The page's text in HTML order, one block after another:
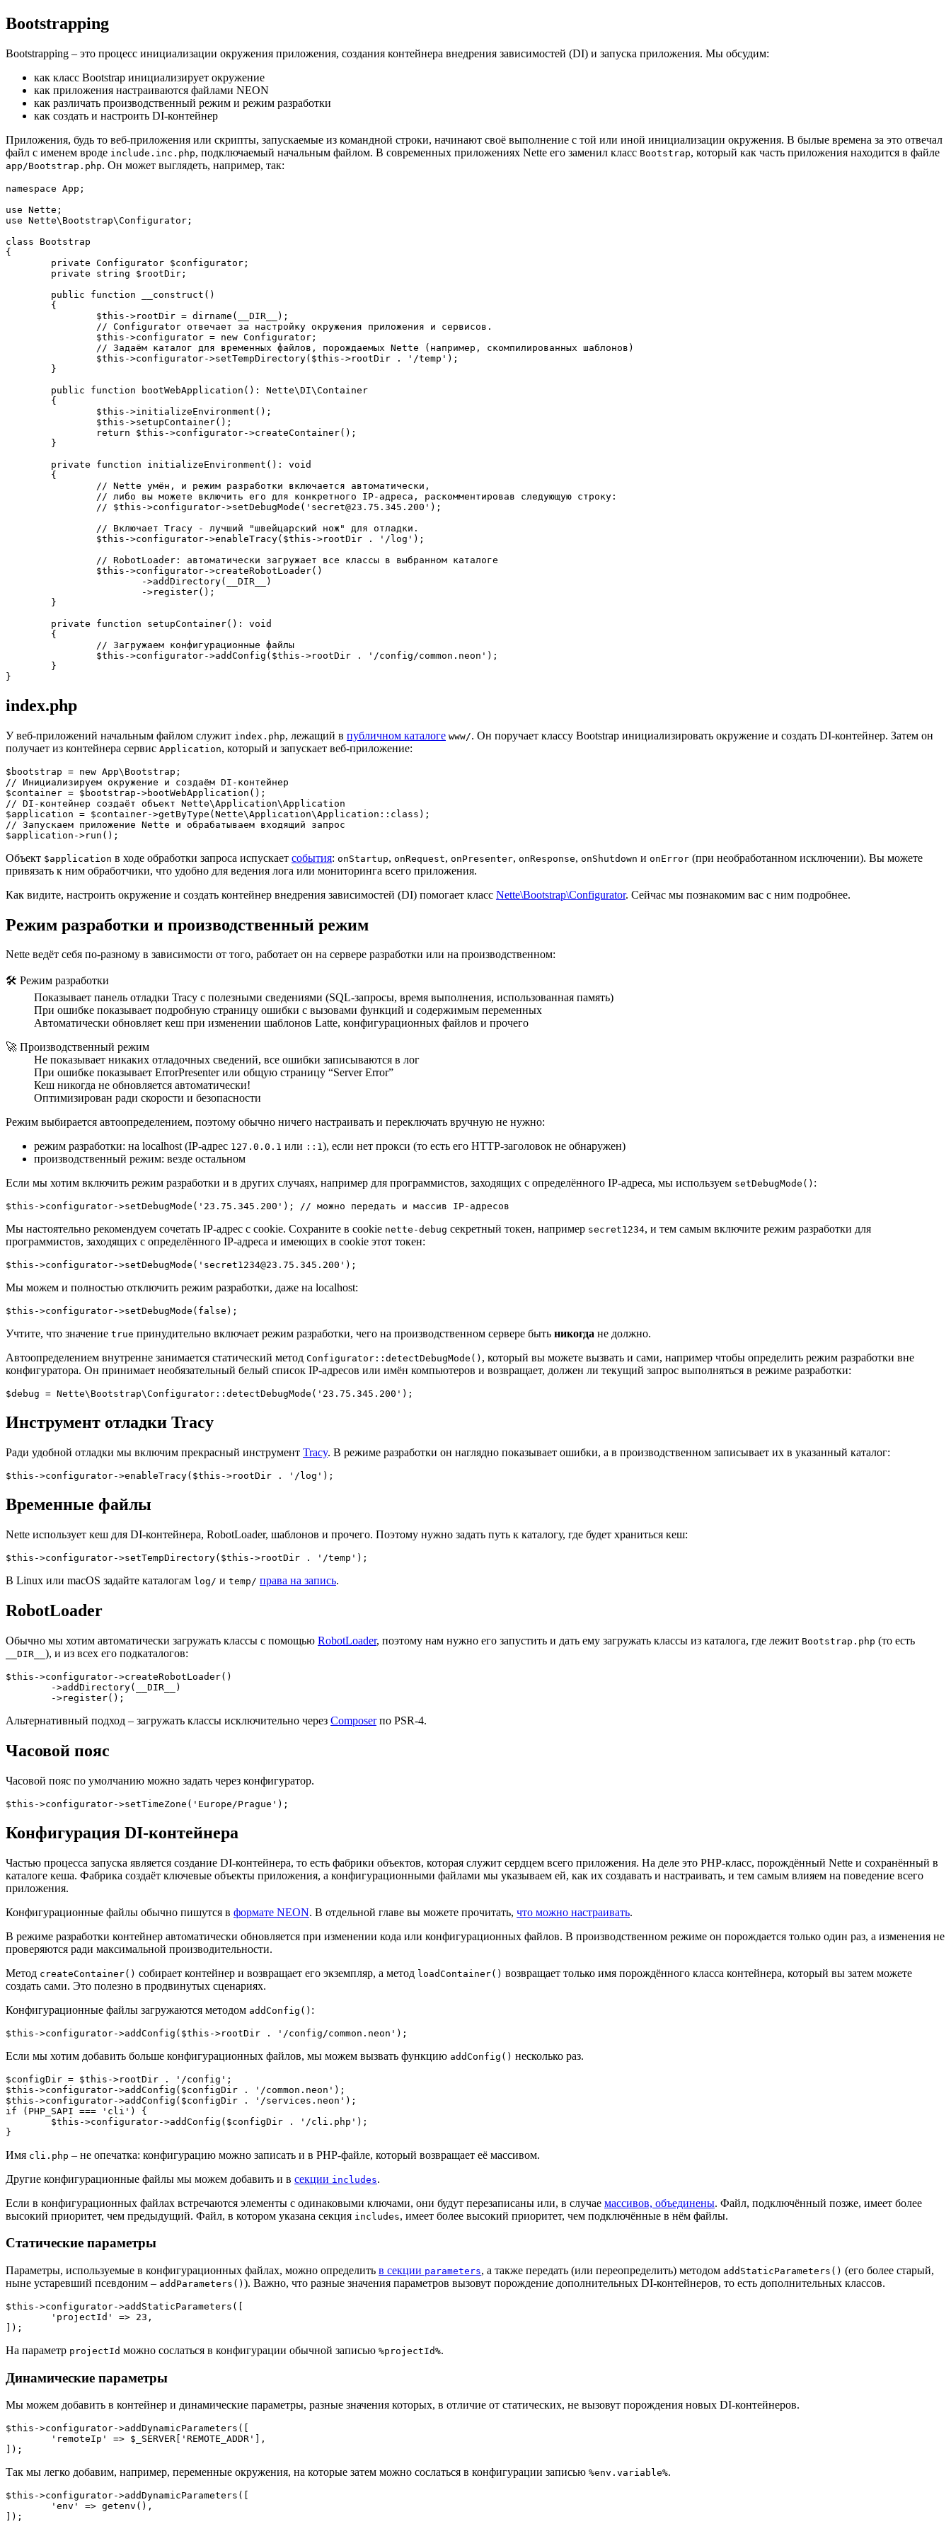
Bootstrapping
Bootstrapping – это процесс инициализации окружения приложения, создания контейнера внедрения зависимостей (DI) и запуска приложения. Мы обсудим:
как класс Bootstrap инициализирует окружение
как приложения настраиваются файлами NEON
как различать производственный режим и режим разработки
как создать и настроить DI-контейнер
Приложения, будь то веб-приложения или скрипты, запускаемые из командной строки, начинают своё выполнение с той или иной инициализации окружения. В былые времена за это отвечал
файл с именем вроде include.inc.php, подключаемый начальным файлом. В современных приложениях Nette его заменил класс Bootstrap, который как часть приложения находится в файле
app/Bootstrap.php. Он может выглядеть, например, так:
namespace App;
use Nette;
use Nette\Bootstrap\Configurator;
class Bootstrap
{
index.php
У веб-приложений начальным файлом служит index.php, лежащий в публичном каталоге www/. Он поручает классу Bootstrap инициализировать окружение и создать DI-контейнер. Затем он
получает из контейнера сервис Application, который и запускает веб-приложение:
$bootstrap = new App\Bootstrap;
// Инициализируем окружение и создаём DI-контейнер
$container = $bootstrap->bootWebApplication();
// DI-контейнер создаёт объект Nette\Application\Application
$application = $container->getByType(Nette\Application\Application::class);
// Запускаем приложение Nette и обрабатываем входящий запрос
Объект $application в ходе обработки запроса испускает события: onStartup, onRequest, onPresenter, onResponse, onShutdown и onError (при необработанном исключении). Вы можете
привязать к ним обработчики, что удобно для ведения лога или мониторинга всего приложения.
Как видите, настроить окружение и создать контейнер внедрения зависимостей (DI) помогает класс Nette\Bootstrap\Configurator. Сейчас мы познакомим вас с ним подробнее.
Режим разработки и производственный режим
Nette ведёт себя по-разному в зависимости от того, работает он на сервере разработки или на производственном:
🛠️ Режим разработки
Показывает панель отладки Tracy с полезными сведениями (SQL-запросы, время выполнения, использованная память)
При ошибке показывает подробную страницу ошибки с вызовами функций и содержимым переменных
Автоматически обновляет кеш при изменении шаблонов Latte, конфигурационных файлов и прочего
🚀 Производственный режим
Не показывает никаких отладочных сведений, все ошибки записываются в лог
При ошибке показывает ErrorPresenter или общую страницу “Server Error”
Кеш никогда не обновляется автоматически!
Оптимизирован ради скорости и безопасности
Режим выбирается автоопределением, поэтому обычно ничего настраивать и переключать вручную не нужно:
режим разработки: на localhost (IP-адрес 127.0.0.1 или ::1), если нет прокси (то есть его HTTP-заголовок не обнаружен)
производственный режим: везде остальном
Если мы хотим включить режим разработки и в других случаях, например для программистов, заходящих с определённого IP-адреса, мы используем setDebugMode() :
Мы настоятельно рекомендуем сочетать IP-адрес с cookie. Сохраните в cookie nette-debug секретный токен, например secret1234, и тем самым включите режим разработки для
программистов, заходящих с определённого IP-адреса и имеющих в cookie этот токен:
Мы можем и полностью отключить режим разработки, даже на localhost:
Учтите, что значение true принудительно включает режим разработки, чего на производственном сервере быть никогда не должно.
Автоопределением внутренне занимается статический метод Configurator::detectDebugMode() , который вы можете вызвать и сами, например чтобы определить режим разработки вне
конфигуратора. Он принимает необязательный белый список IP-адресов или имён компьютеров и возвращает, должен ли текущий запрос выполняться в режиме разработки:
Инструмент отладки Tracy
Ради удобной отладки мы включим прекрасный инструмент Tracy. В режиме разработки он наглядно показывает ошибки, а в производственном записывает их в указанный каталог:
Временные файлы
Nette использует кеш для DI-контейнера, RobotLoader, шаблонов и прочего. Поэтому нужно задать путь к каталогу, где будет храниться кеш:
В Linux или macOS задайте каталогам log/ и temp/ права на запись.
RobotLoader
Обычно мы хотим автоматически загружать классы с помощью RobotLoader, поэтому нам нужно его запустить и дать ему загружать классы из каталога, где лежит Bootstrap.php (то есть
__DIR__ ), и из всех его подкаталогов:
$this->configurator->createRobotLoader()
Альтернативный подход – загружать классы исключительно через Composerпо PSR-4.
Часовой пояс
Часовой пояс по умолчанию можно задать через конфигуратор.
Конфигурация DI-контейнера
Частью процесса запуска является создание DI-контейнера, то есть фабрики объектов, которая служит сердцем всего приложения. На деле это PHP-класс, порождённый Nette и сохранённый в
каталоге кеша. Фабрика создаёт ключевые объекты приложения, а конфигурационными файлами мы указываем ей, как их создавать и настраивать, и тем самым влияем на поведение всего
приложения.
Конфигурационные файлы обычно пишутся в формате NEON. В отдельной главе вы можете прочитать, что можно настраивать.
В режиме разработки контейнер автоматически обновляется при изменении кода или конфигурационных файлов. В производственном режиме он порождается только один раз, а изменения не
проверяются ради максимальной производительности.
Метод createContainer() собирает контейнер и возвращает его экземпляр, а метод loadContainer() возвращает только имя порождённого класса контейнера, который вы затем можете
создать сами. Это полезно в продвинутых сценариях.
Конфигурационные файлы загружаются методом addConfig() :
Если мы хотим добавить больше конфигурационных файлов, мы можем вызвать функцию addConfig() несколько раз.
$configDir = $this->rootDir . '/config';
$this->configurator->addConfig($configDir . '/common.neon');
$this->configurator->addConfig($configDir . '/services.neon');
if (PHP_SAPI === 'cli') {
Имя cli.php – не опечатка: конфигурацию можно записать и в PHP-файле, который возвращает её массивом.
Другие конфигурационные файлы мы можем добавить и в секции includes.
Если в конфигурационных файлах встречаются элементы с одинаковыми ключами, они будут перезаписаны или, в случае массивов, объединены. Файл, подключённый позже, имеет более
высокий приоритет, чем предыдущий. Файл, в котором указана секция includes, имеет более высокий приоритет, чем подключённые в нём файлы.
Статические параметры
Параметры, используемые в конфигурационных файлах, можно определить в секции parameters, а также передать (или переопределить) методом addStaticParameters() (его более старый,
ныне устаревший псевдоним – addParameters() ). Важно, что разные значения параметров вызовут порождение дополнительных DI-контейнеров, то есть дополнительных классов.
$this->configurator->addStaticParameters([
На параметр projectId можно сослаться в конфигурации обычной записью %projectId%.
Динамические параметры
Мы можем добавить в контейнер и динамические параметры, разные значения которых, в отличие от статических, не вызовут порождения новых DI-контейнеров.
$this->configurator->addDynamicParameters([
Так мы легко добавим, например, переменные окружения, на которые затем можно сослаться в конфигурации записью %env.variable%.
$this->configurator->addDynamicParameters([